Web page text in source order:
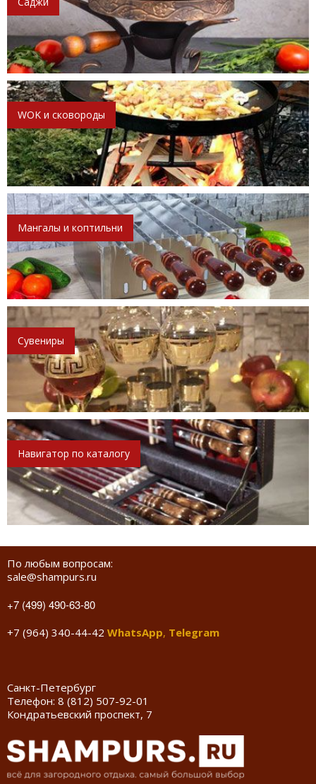
WOK и сковороды
Мангалы и коптильни
Сувениры
Навигатор по каталогу
По любым вопросам:
sale@shampurs.ru
+7 (499) 490-63-80
+7 (964) 340-44-42 WhatsApp, Telegram
Санкт-Петербург
Телефон: 8 (812) 507-92-01
Кондратьевский проспект, 7